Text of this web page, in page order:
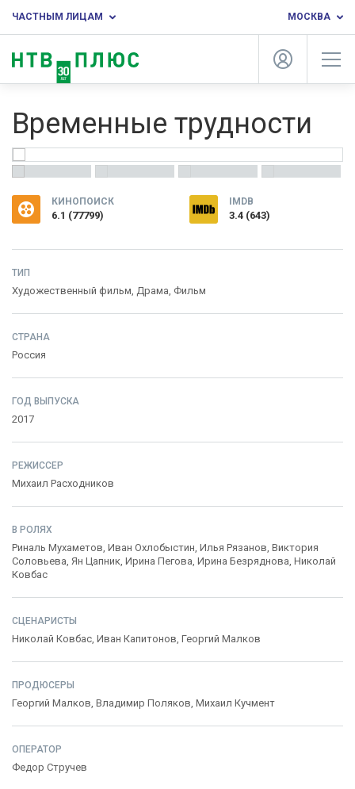
ЧАСТНЫМ ЛИЦАМ МОСКВА
Временные трудности
КИНОПОИСК
6.1 (77799)
IMDB
3.4 (643)
ТИП
Художественный фильм, Драма, Фильм
СТРАНА
Россия
ГОД ВЫПУСКА
2017
РЕЖИССЕР
Михаил Расходников
В РОЛЯХ
Риналь Мухаметов, Иван Охлобыстин, Илья Рязанов, Виктория
Соловьева, Ян Цапник, Ирина Пегова, Ирина Безряднова, Николай
Ковбас
СЦЕНАРИСТЫ
Николай Ковбас, Иван Капитонов, Георгий Малков
ПРОДЮСЕРЫ
Георгий Малков, Владимир Поляков, Михаил Кучмент
ОПЕРАТОР
Федор Стручев